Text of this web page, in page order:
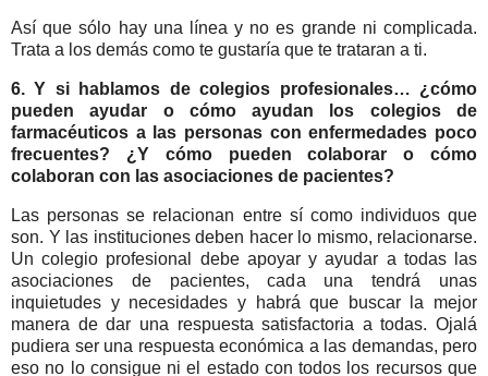
Así que sólo hay una línea y no es grande ni complicada.
Trata a los demás como te gustaría que te trataran a ti.
6. Y si hablamos de colegios profesionales… ¿cómo
pueden ayudar o cómo ayudan los colegios de
farmacéuticos a las personas con enfermedades poco
frecuentes? ¿Y cómo pueden colaborar o cómo
colaboran con las asociaciones de pacientes?
Las personas se relacionan entre sí como individuos que
son. Y las instituciones deben hacer lo mismo, relacionarse.
Un colegio profesional debe apoyar y ayudar a todas las
asociaciones de pacientes, cada una tendrá unas
inquietudes y necesidades y habrá que buscar la mejor
manera de dar una respuesta satisfactoria a todas. Ojalá
pudiera ser una respuesta económica a las demandas, pero
eso no lo consigue ni el estado con todos los recursos que